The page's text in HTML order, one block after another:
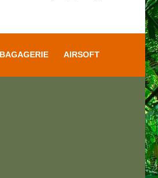
BAGAGERIE AIRSOFT